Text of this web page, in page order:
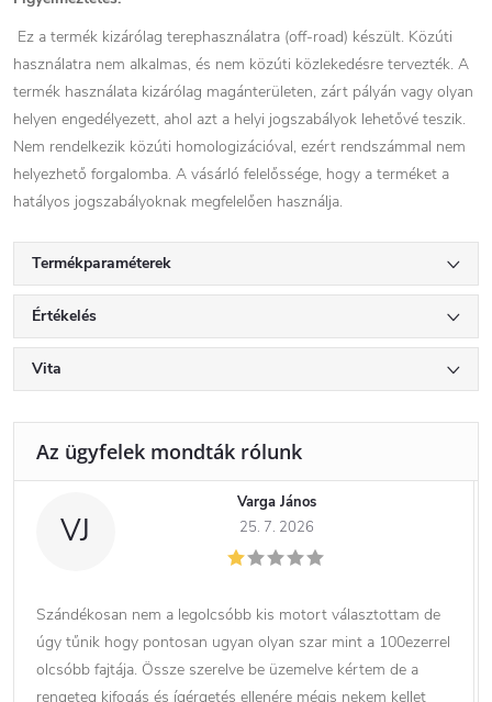
Ez a termék kizárólag terephasználatra (off-road) készült. Közúti
használatra nem alkalmas, és nem közúti közlekedésre tervezték. A
termék használata kizárólag magánterületen, zárt pályán vagy olyan
helyen engedélyezett, ahol azt a helyi jogszabályok lehetővé teszik.
Nem rendelkezik közúti homologizációval, ezért rendszámmal nem
helyezhető forgalomba. A vásárló felelőssége, hogy a terméket a
hatályos jogszabályoknak megfelelően használja.
Termékparaméterek
Értékelés
Vita
VJ
Varga János
25. 7. 2026
Szándékosan nem a legolcsóbb kis motort választottam de
úgy tűnik hogy pontosan ugyan olyan szar mint a 100ezerrel
olcsóbb fajtája. Össze szerelve be üzemelve kértem de a
rengeteg kifogás és ígérgetés ellenére mégis nekem kellet